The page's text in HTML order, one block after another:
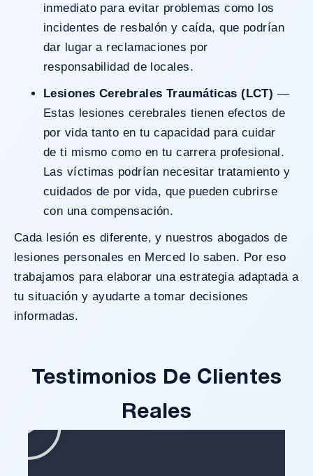
inmediato para evitar problemas como los
incidentes de resbalón y caída, que podrían
dar lugar a reclamaciones por
responsabilidad de locales.
Lesiones Cerebrales Traumáticas (LCT) —
Estas lesiones cerebrales tienen efectos de
por vida tanto en tu capacidad para cuidar
de ti mismo como en tu carrera profesional.
Las víctimas podrían necesitar tratamiento y
cuidados de por vida, que pueden cubrirse
con una compensación.
Cada lesión es diferente, y nuestros abogados de
lesiones personales en Merced lo saben. Por eso
trabajamos para elaborar una estrategia adaptada a
tu situación y ayudarte a tomar decisiones
informadas.
Testimonios De Clientes
Reales